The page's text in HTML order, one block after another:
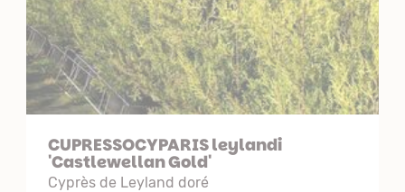
CUPRESSOCYPARIS leylandi
'Castlewellan Gold'
Cyprès de Leyland doré